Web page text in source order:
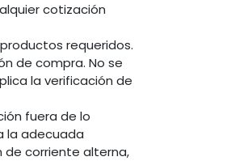
cotización
requeridos.
de compra. No se
la verificación de
fuera de lo
la adecuada
de corriente alterna,